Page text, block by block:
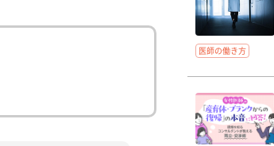
医師の働き方